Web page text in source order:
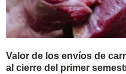
Valor de los envíos de
al cierre del primer